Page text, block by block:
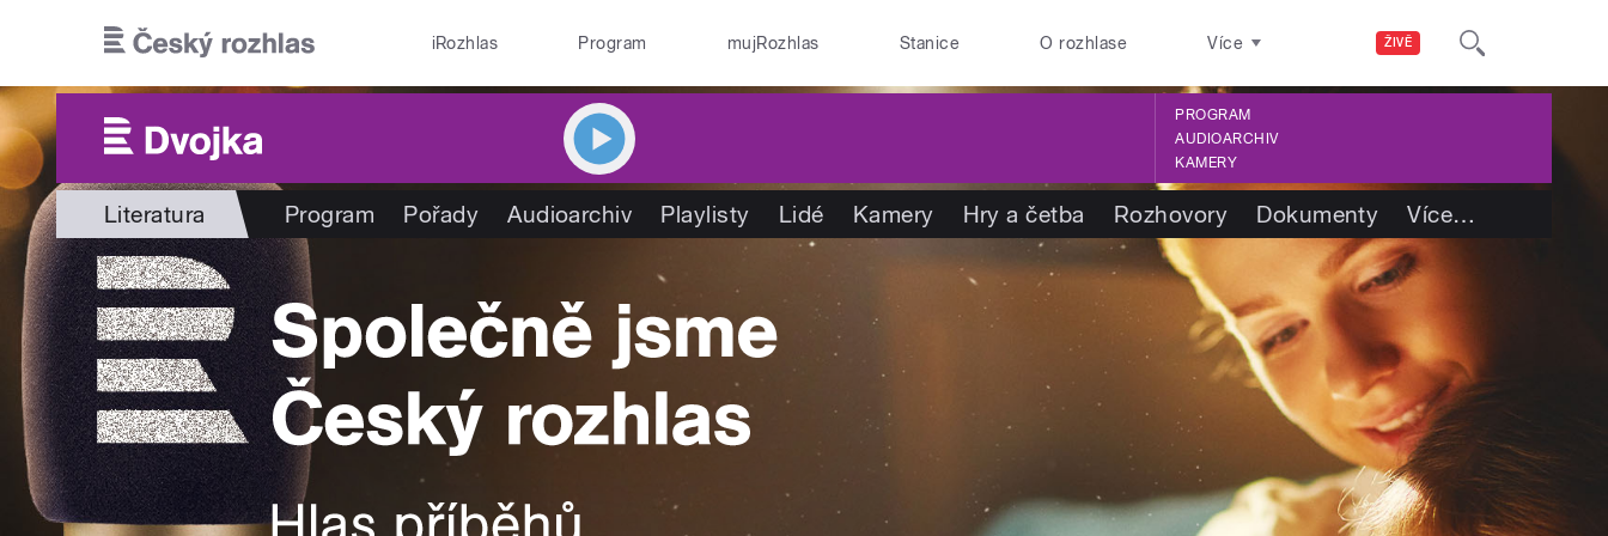
ŽIVĚ
iRozhlas Program mujRozhlas Stanice O rozhlase Více
PROGRAM
AUDIOARCHIV
KAMERY
Literatura Program Pořady Audioarchiv Playlisty Lidé Kamery Hry a četba Rozhovory Dokumenty Více…